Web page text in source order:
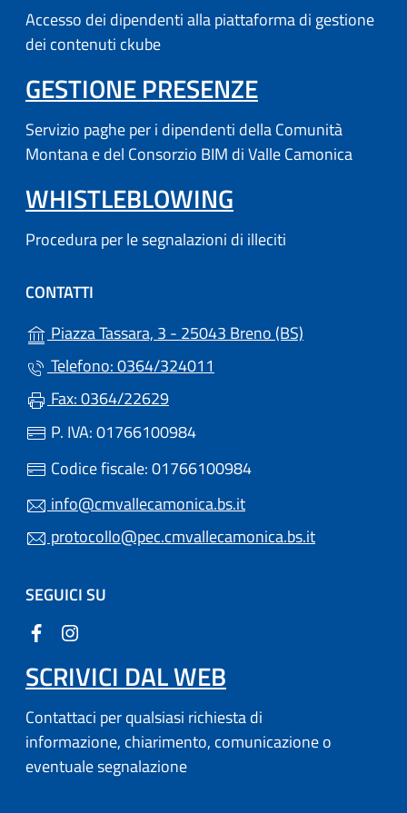
Accesso dei dipendenti alla piattaforma di gestione
dei contenuti ckube
GESTIONE PRESENZE(APRE IN
Servizio paghe per i dipendenti della Comunità
Montana e del Consorzio BIM di Valle Camonica
WHISTLEBLOWING
Procedura per le segnalazioni di illeciti
CONTATTI
Piazza Tassara, 3 - 25043 Breno (BS)
Telefono: 0364/324011
Fax: 0364/22629
P. IVA: 01766100984
Codice fiscale: 01766100984
info@cmvallecamonica.bs.it
protocollo@pec.cmvallecamonica.bs.it
SEGUICI SU
SCRIVICI DAL WEB
Contattaci per qualsiasi richiesta di
informazione, chiarimento, comunicazione o
eventuale segnalazione